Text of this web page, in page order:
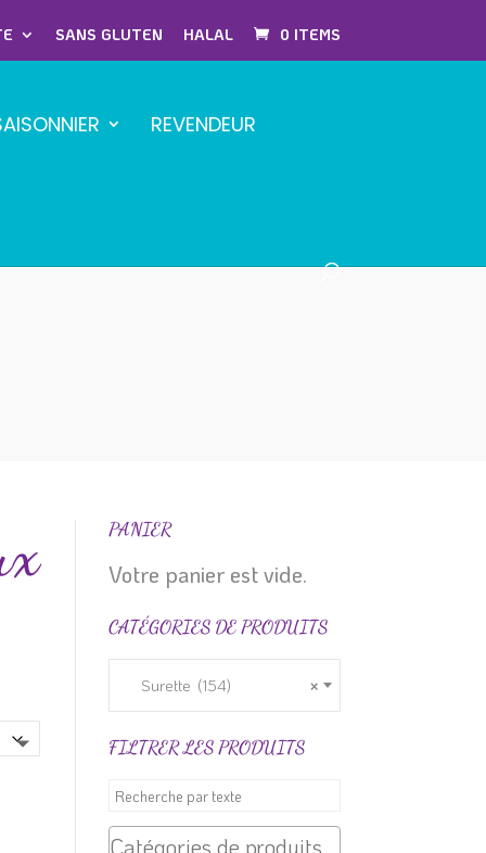
SANS GLUTEN HALAL 0 ITEMS
REVENDEUR
PANIER
Votre panier est vide.
CATÉGORIES DE PRODUITS
×
Surette (154)
FILTRER LES PRODUITS